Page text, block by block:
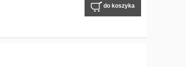
do koszyka